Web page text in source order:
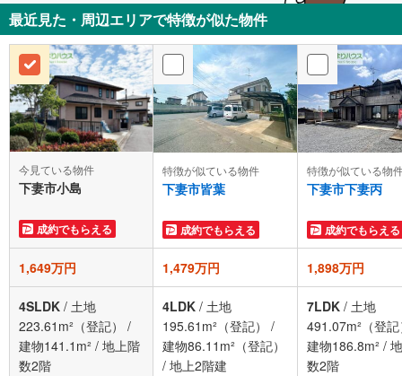
最近見た・周辺エリアで特徴が似た物件
今見ている物件
下妻市小島
成約でもらえる
特徴が似ている物件
下妻市皆葉
成約でもらえる
特徴が似ている物
下妻市下妻丙
成約でもらえる
1,649万円 1,479万円 1,898万円
4SLDK / 土地
223.61m²（登記）
/
建物141.1m² / 地上階
数2階
4LDK / 土地
195.61m²（登記）
/
建物86.11m²（登記）
/ 地上2階建
7LDK / 土地
491.07m²（登
建物186.8m² /
数2階